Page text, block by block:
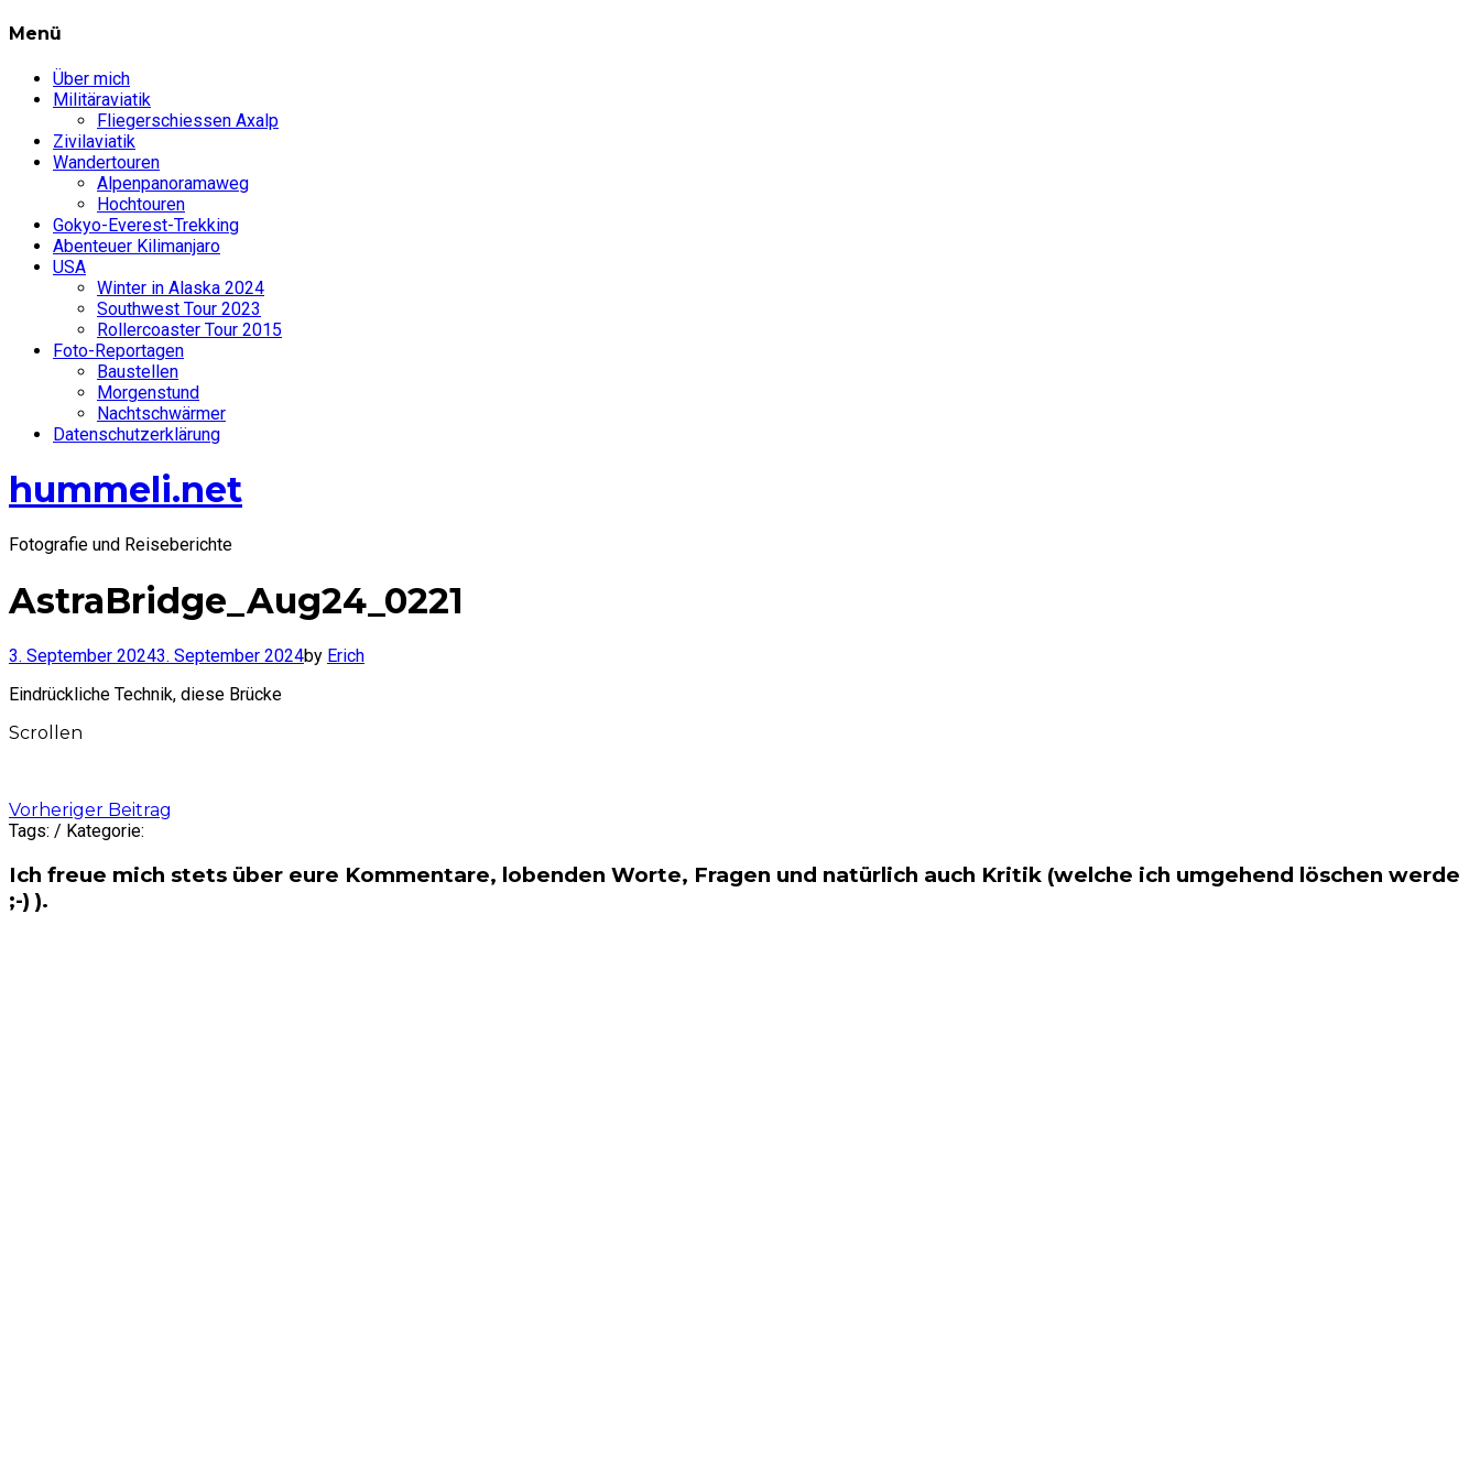
Menü
Über mich
Militäraviatik
Fliegerschiessen Axalp
Zivilaviatik
Wandertouren
Alpenpanoramaweg
Hochtouren
Gokyo-Everest-Trekking
Abenteuer Kilimanjaro
USA
Winter in Alaska 2024
Southwest Tour 2023
Rollercoaster Tour 2015
Foto-Reportagen
Baustellen
Morgenstund
Nachtschwärmer
Datenschutzerklärung
hummeli.net
Fotografie und Reiseberichte
AstraBridge_Aug24_0221
3. September 20243. September 2024by Erich
Eindrückliche Technik, diese Brücke
Scrollen
Post
navigation
Vorheriger Beitrag
Tags: / Kategorie:
Ich freue mich stets über eure Kommentare, lobenden Worte, Fragen und natürlich auch Kritik (welche ich umgehend löschen werde
;-) ).